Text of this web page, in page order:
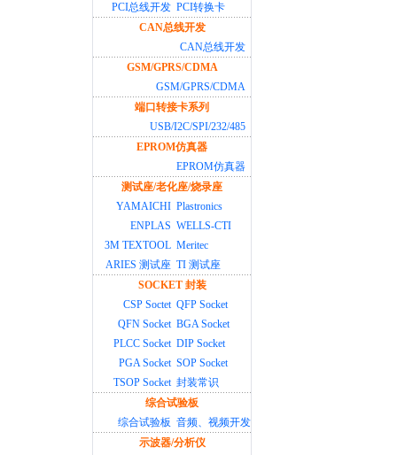
PCI总线开发 PCI转换卡
CAN总线开发
CAN总线开发
GSM/GPRS/CDMA
GSM/GPRS/CDMA
端口转接卡系列
USB/I2C/SPI/232/485
EPROM仿真器
EPROM仿真器
测试座/老化座/烧录座
YAMAICHI Plastronics
ENPLAS WELLS-CTI
3M TEXTOOL Meritec
ARIES 测试座 TI 测试座
SOCKET 封装
CSP Soctet QFP Socket
QFN Socket BGA Socket
PLCC Socket DIP Socket
PGA Socket SOP Socket
TSOP Socket 封装常识
综合试验板
综合试验板 音频、视频开发
示波器/分析仪